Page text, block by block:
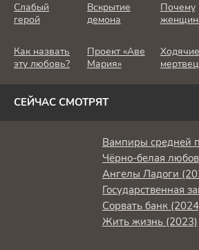
Слабый
герой
Вскрытие
демона
Почему
Как назвать
эту любовь?
Проект «Аве
Мария»
Ходячие
СЕЙЧАС СМОТРЯТ
Вампиры средней
Чёрно-белая
Ангелы Ладоги
Государственная
Сорвать банк
Жить жизнь (2023)